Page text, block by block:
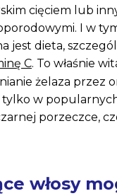
cięciem lub
I w
jest dieta,
C. To właśnie
żelaza przez
tylko w
porzeczce,
włosy